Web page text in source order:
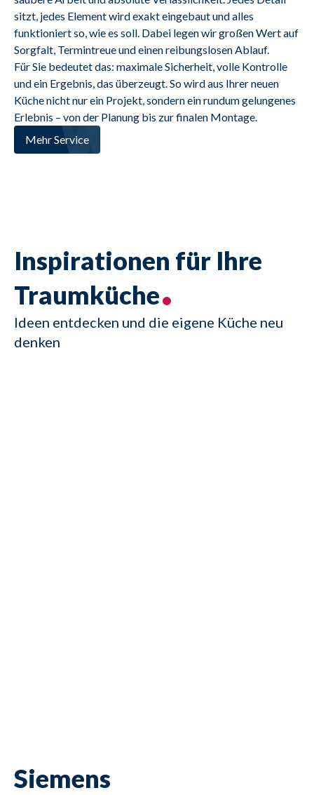
sitzt, jedes Element wird exakt eingebaut und alles
funktioniert so, wie es soll. Dabei legen wir großen Wert auf
Sorgfalt, Termintreue und einen reibungslosen Ablauf.
Für Sie bedeutet das: maximale Sicherheit, volle Kontrolle
und ein Ergebnis, das überzeugt. So wird aus Ihrer neuen
Küche nicht nur ein Projekt, sondern ein rundum gelungenes
Erlebnis – von der Planung bis zur finalen Montage.
Mehr Service
Inspirationen für Ihre
Traumküche
Ideen entdecken und die eigene Küche neu
denken
Siemens